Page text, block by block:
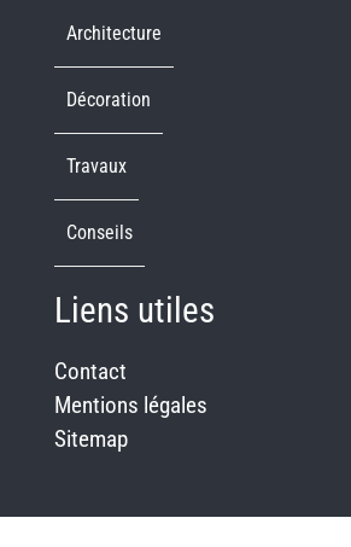
Architecture
Décoration
Travaux
Conseils
Liens utiles
Contact
Mentions légales
Sitemap